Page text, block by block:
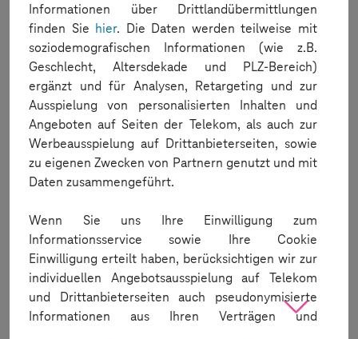
Fixed a timeout issue that occurred when using the object
spy to fetching a screen dump from application screens
containing WebView context (Appium Grid).
Fixed a bug that occurred on iOS devices when setting Focus
on the Safari app was not working properly (Appium Server).
Resolved an issue where the Application Manager was
filtering out Android Applications with .test suffice in the
package name.
Fixed an issue where the Test Editor would close
unexpectedly when docked to the right.
Test Execution
Playwright: We fixed an issue where unneccessary ASCII
characters (E.g., [1G[0K⠙[1G[0K⠹[1G[0K) were appearing in
the logs.
ATTENTTION:
Informationen über Drittlandübermittlungen
finden Sie hier. Die Daten werden teilweise mit
soziodemografischen Informationen (wie z.B.
Geschlecht, Altersdekade und PLZ-Bereich)
ergänzt und für Analysen, Retargeting und zur
Ausspielung von personalisierten Inhalten und
Angeboten auf Seiten der Telekom, als auch zur
Werbeausspielung auf Drittanbieterseiten, sowie
zu eigenen Zwecken von Partnern genutzt und mit
Daten zusammengeführt.
Wenn Sie uns Ihre Einwilligung zum
Informationsservice sowie Ihre Cookie
Einwilligung erteilt haben, berücksichtigen wir zur
individuellen Angebotsausspielung auf Telekom
und Drittanbieterseiten auch pseudonymisierte
Informationen aus Ihren Verträgen und